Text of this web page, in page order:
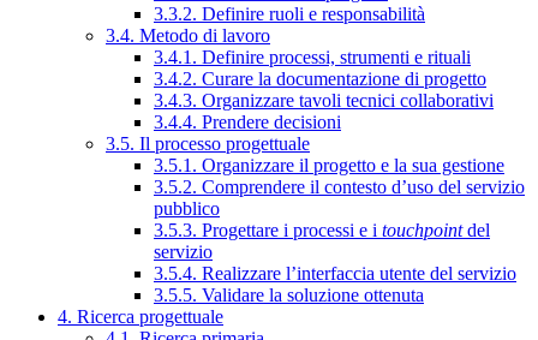
3.3.2. Definire ruoli e responsabilità
3.4. Metodo di lavoro
3.4.1. Definire processi, strumenti e rituali
3.4.2. Curare la documentazione di progetto
3.4.3. Organizzare tavoli tecnici collaborativi
3.4.4. Prendere decisioni
3.5. Il processo progettuale
3.5.1. Organizzare il progetto e la sua gestione
3.5.2. Comprendere il contesto d’uso del servizio
pubblico
3.5.3. Progettare i processi e i touchpointdel
servizio
3.5.4. Realizzare l’interfaccia utente del servizio
3.5.5. Validare la soluzione ottenuta
4. Ricerca progettuale